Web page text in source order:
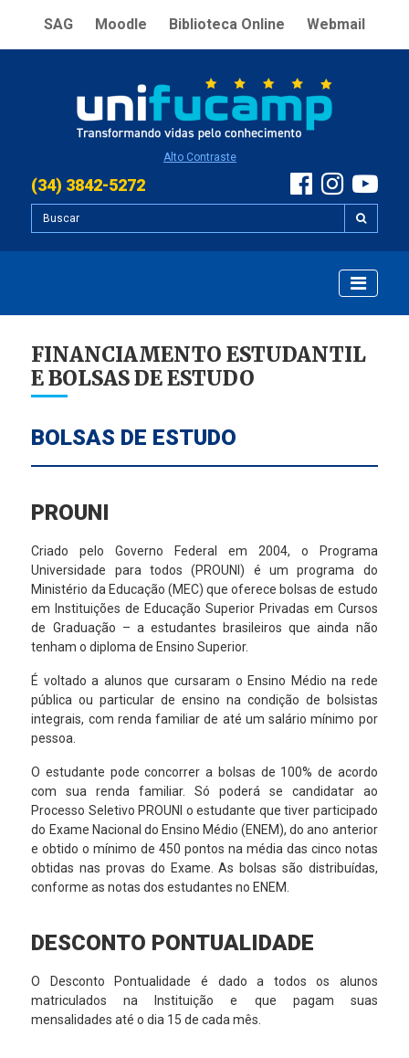
SAG Moodle Biblioteca Online Webmail
Alto Contraste
(34) 3842-5272
FINANCIAMENTO ESTUDANTIL
E BOLSAS DE ESTUDO
BOLSAS DE ESTUDO
PROUNI
Criado pelo Governo Federal em 2004, o Programa
Universidade para todos (PROUNI) é um programa do
Ministério da Educação (MEC) que oferece bolsas de estudo
em Instituições de Educação Superior Privadas em Cursos
de Graduação – a estudantes brasileiros que ainda não
tenham o diploma de Ensino Superior.
É voltado a alunos que cursaram o Ensino Médio na rede
pública ou particular de ensino na condição de bolsistas
integrais, com renda familiar de até um salário mínimo por
pessoa.
O estudante pode concorrer a bolsas de 100% de acordo
com sua renda familiar. Só poderá se candidatar ao
Processo Seletivo PROUNI o estudante que tiver participado
do Exame Nacional do Ensino Médio (ENEM), do ano anterior
e obtido o mínimo de 450 pontos na média das cinco notas
obtidas nas provas do Exame. As bolsas são distribuídas,
conforme as notas dos estudantes no ENEM.
DESCONTO PONTUALIDADE
O Desconto Pontualidade é dado a todos os alunos
matriculados na Instituição e que pagam suas
mensalidades até o dia 15 de cada mês.